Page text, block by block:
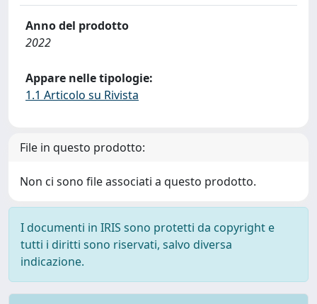
Anno del prodotto
2022
Appare nelle tipologie:
1.1 Articolo su Rivista
File in questo prodotto:
Non ci sono file associati a questo prodotto.
I documenti in IRIS sono protetti da copyright e
tutti i diritti sono riservati, salvo diversa
indicazione.